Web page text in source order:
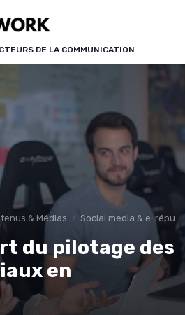
DE LA COMMUNICATION
& Médias Social media & e-
du pilotage des
en